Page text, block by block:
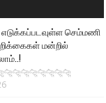
செம்மணி
மன்றில்